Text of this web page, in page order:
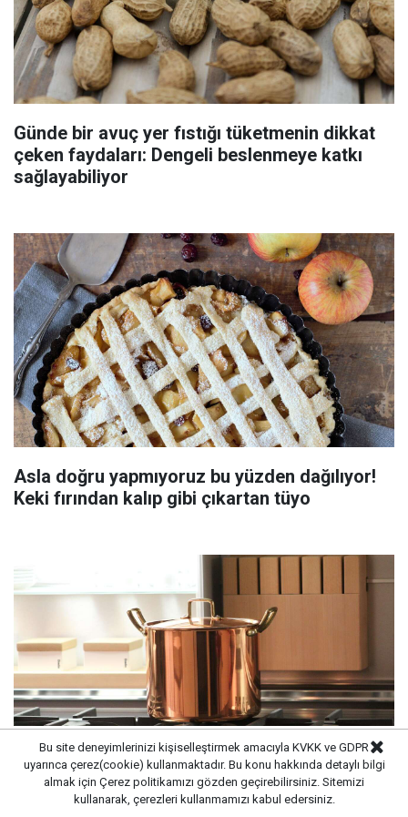
Günde bir avuç yer fıstığı tüketmenin dikkat
çeken faydaları: Dengeli beslenmeye katkı
sağlayabiliyor
Asla doğru yapmıyoruz bu yüzden dağılıyor!
Keki fırından kalıp gibi çıkartan tüyo
Süt kaynarken taşıyorsa bu yöntemi deneyin:
Bu site deneyimlerinizi kişiselleştirmek amacıyla KVKK ve GDPR
uyarınca çerez(cookie) kullanmaktadır. Bu konu hakkında detaylı bilgi
almak için Çerez politikamızı gözden geçirebilirsiniz. Sitemizi
kullanarak, çerezleri kullanmamızı kabul edersiniz.